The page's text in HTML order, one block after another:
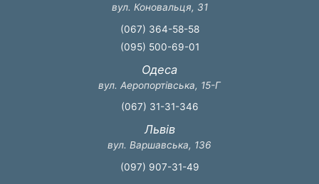
вул. Коновальця, 31
(067) 364-58-58
(095) 500-69-01
Одеса
вул. Аеропортівська, 15-Г
(067) 31-31-346
Львів
вул. Варшавська, 136
(097) 907-31-49